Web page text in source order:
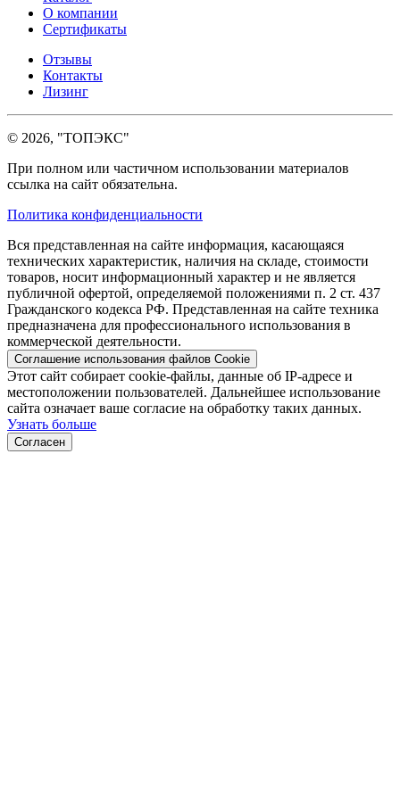
О компании
Сертификаты
Отзывы
Контакты
Лизинг
© 2026, "ТОПЭКС"
При полном или частичном использовании материалов
ссылка на сайт обязательна.
Политика конфиденциальности
Вся представленная на сайте информация, касающаяся
технических характеристик, наличия на складе, стоимости
товаров, носит информационный характер и не является
публичной офертой, определяемой положениями п. 2 ст. 437
Гражданского кодекса РФ. Представленная на сайте техника
предназначена для профессионального использования в
коммерческой деятельности.
Соглашение использования файлов Cookie
Этот сайт собирает cookie-файлы, данные об IP-адресе и
местоположении пользователей. Дальнейшее использование
сайта означает ваше согласие на обработку таких данных.
Узнать больше
Согласен